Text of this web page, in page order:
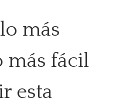
más
más fácil
esta